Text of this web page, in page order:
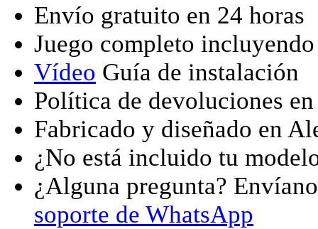
Envío gratuito en 24 horas
Juego completo
Vídeo Guía de instalación
Política de devoluciones
Fabricado y diseñado en
¿No está incluido tu
¿Alguna pregunta?
soporte de WhatsApp